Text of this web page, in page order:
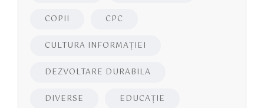
COPII CPC
CULTURA INFORMAŢIEI
DEZVOLTARE DURABILA
DIVERSE EDUCAŢIE